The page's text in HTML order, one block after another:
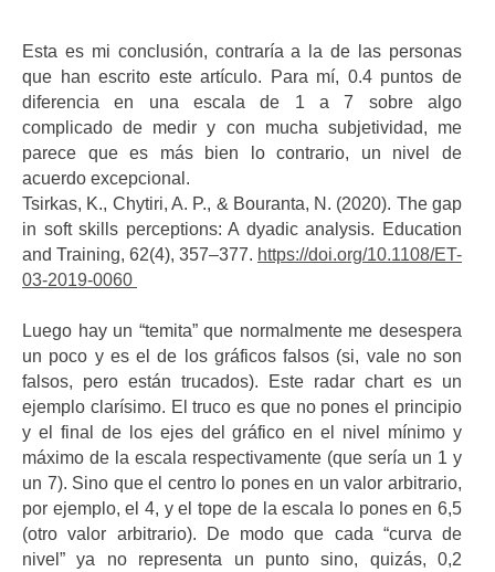
Esta es mi conclusión, contraría a la de las personas
que han escrito este artículo. Para mí, 0.4 puntos de
diferencia en una escala de 1 a 7 sobre algo
complicado de medir y con mucha subjetividad, me
parece que es más bien lo contrario, un nivel de
acuerdo excepcional.
Tsirkas, K., Chytiri, A. P., & Bouranta, N. (2020). The gap
in soft skills perceptions: A dyadic analysis. Education
and Training, 62(4), 357–377. https://doi.org/10.1108/ET-
03-2019-0060
Luego hay un “temita” que normalmente me desespera
un poco y es el de los gráficos falsos (si, vale no son
falsos, pero están trucados). Este radar chart es un
ejemplo clarísimo. El truco es que no pones el principio
y el final de los ejes del gráfico en el nivel mínimo y
máximo de la escala respectivamente (que sería un 1 y
un 7). Sino que el centro lo pones en un valor arbitrario,
por ejemplo, el 4, y el tope de la escala lo pones en 6,5
(otro valor arbitrario). De modo que cada “curva de
nivel” ya no representa un punto sino, quizás, 0,2